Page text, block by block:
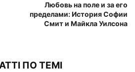
Любовь на поле и за его
пределами: История Софии
Смит и Майкла Уилсона
ПО ТЕМІ